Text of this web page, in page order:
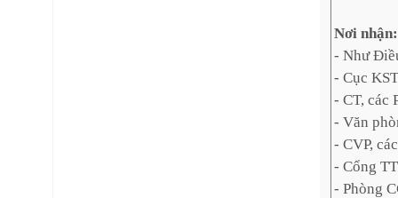
Nơi nhận:
- Như
- Cục
- CT, các
- Văn
- CVP,
- Cổng
- Phòng